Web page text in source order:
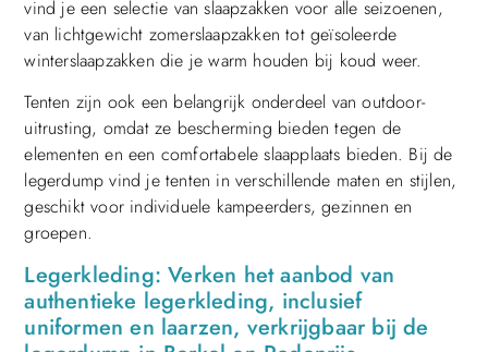
vind je een selectie van slaapzakken voor alle seizoenen,
van lichtgewicht zomerslaapzakken tot geïsoleerde
winterslaapzakken die je warm houden bij koud weer.
Tenten zijn ook een belangrijk onderdeel van outdoor-
uitrusting, omdat ze bescherming bieden tegen de
elementen en een comfortabele slaapplaats bieden. Bij de
legerdump vind je tenten in verschillende maten en stijlen,
geschikt voor individuele kampeerders, gezinnen en
groepen.
Legerkleding: Verken het aanbod van
authentieke legerkleding, inclusief
uniformen en laarzen, verkrijgbaar bij de